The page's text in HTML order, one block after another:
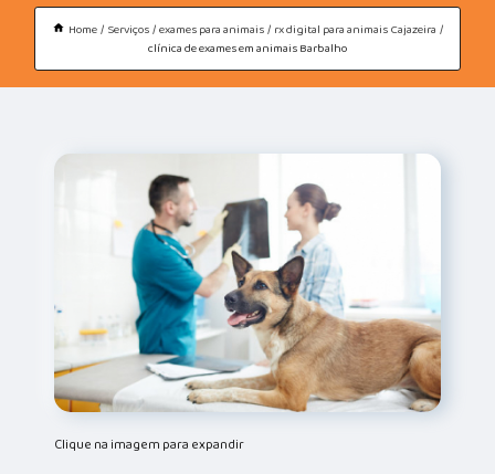
Home Serviços exames para animais rx digital para animais Cajazeira
clínica de exames em animais Barbalho
Clique na imagem para expandir